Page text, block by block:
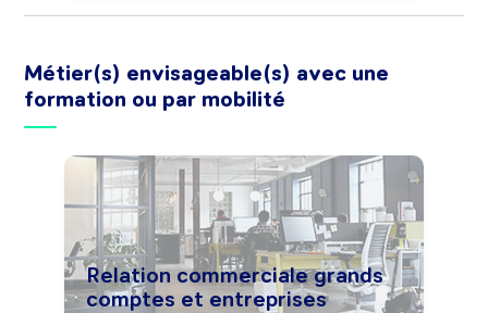
Métier(s) envisageable(s) avec une
formation ou par mobilité
Relation commerciale grands
comptes et entreprises